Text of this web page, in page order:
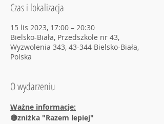
Czas i lokalizacja
15 lis 2023, 17:00 – 20:30
Bielsko-Biała, Przedszkole nr 43,
Wyzwolenia 343, 43-344 Bielsko-Biała,
Polska
O wydarzeniu
Ważne informacje:
🟡zniżka "Razem lepiej"